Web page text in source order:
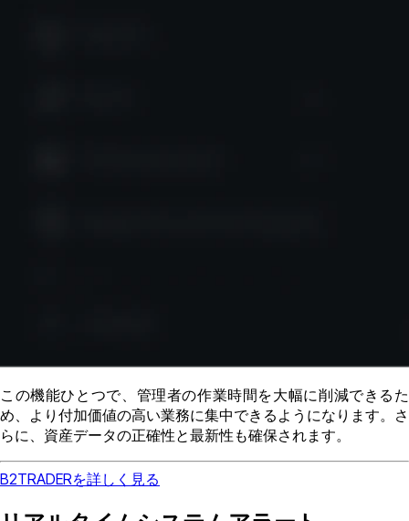
この機能ひとつで、管理者の作業時間を大幅に削減できるた
め、より付加価値の高い業務に集中できるようになります。さ
らに、資産データの正確性と最新性も確保されます。
B2TRADERを詳しく見る